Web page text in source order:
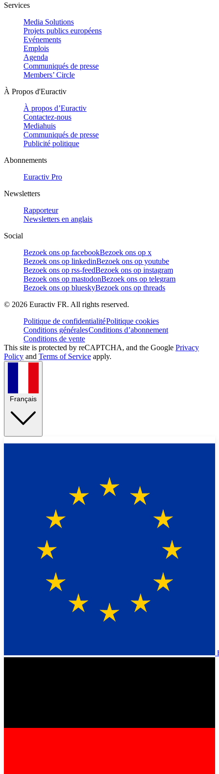
Services
Media Solutions
Projets publics européens
Evénements
Emplois
Agenda
Communiqués de presse
Members’ Circle
À Propos d'Euractiv
À propos d’Euractiv
Contactez-nous
Mediahuis
Communiqués de presse
Publicité politique
Abonnements
Euractiv Pro
Newsletters
Rapporteur
Newsletters en anglais
Social
Bezoek ons op facebookBezoek ons op x
Bezoek ons op linkedinBezoek ons op youtube
Bezoek ons op rss-feedBezoek ons op instagram
Bezoek ons op mastodonBezoek ons op telegram
Bezoek ons op blueskyBezoek ons op threads
© 2026 Euractiv FR. All rights reserved.
Politique de confidentialitéPolitique cookies
Conditions généralesConditions d’abonnement
Conditions de vente
This site is protected by reCAPTCHA, and the Google Privacy
Policy and Terms of Service apply.
Français